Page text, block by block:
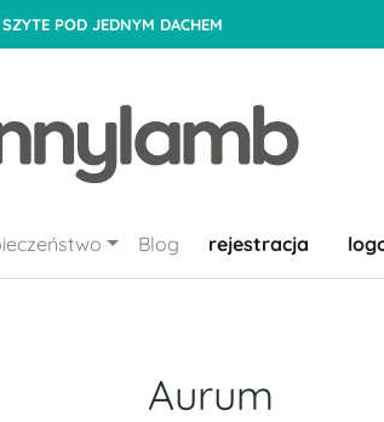
POD JEDNYM DACHEM
Blog rejestracja
Aurum